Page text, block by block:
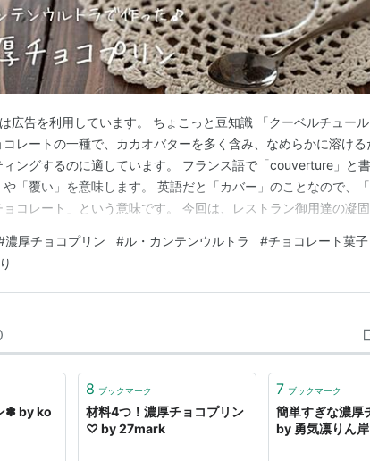
広告を利用しています。 ちょこっと豆知識 「クーベルチュー
レートの一種で、カカオバターを多く含み、なめらかに溶け
ィングするのに適しています。 フランス語で「couverture」と
や「覆い」を意味します。 英語だと「カバー」のことなので、
ョコレート」という意味です。 今回は、レストラン御用達の凝
クーベルチュールチョコレートの味わいが楽しめるチョコプリン
ブンを使わず、冷やし固めるので手…
濃厚チョコプリン #ル・カンテンウルトラ #チョコレート菓子
✽ by ko
8 ブックマーク
材料4つ！濃厚チョコプリン
♡ by 27mark
7 ブックマーク
簡単すぎな濃厚
by 勇気凛りん